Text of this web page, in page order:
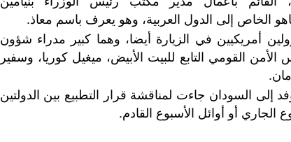
الخاص إلى الدول العربية، وهو يعرف باسم معاذ.
أمريكيين في الزيارة أيضا، وهما كبير مدراء شؤون
القومي التابع للبيت الأبيض، ميغيل كوريا، وسفير
إلى السودان جاءت لمناقشة قرار التطبيع بين الدولتين
الجاري أو أوائل الأسبوع القادم.